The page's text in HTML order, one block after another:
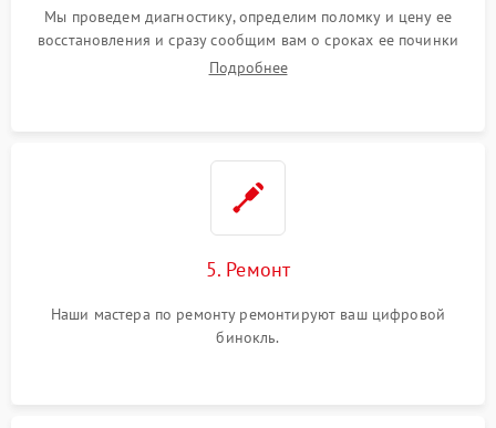
Мы проведем диагностику, определим поломку и цену ее
восстановления и сразу сообщим вам о сроках ее починки
Подробнее
5. Ремонт
Наши мастера по ремонту ремонтируют ваш цифровой
бинокль.